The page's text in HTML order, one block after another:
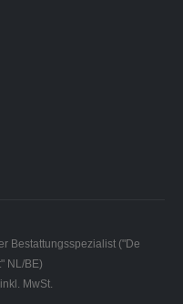
Bestattungsspezialist ("De
NL/BE)
MwSt.